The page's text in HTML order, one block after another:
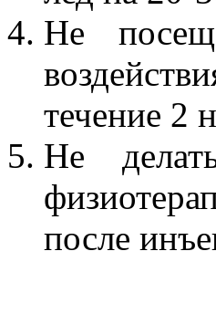
Не
течение 2
Не
после